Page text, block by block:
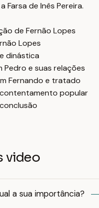
Farsa de Inês Pereira.
de Fernão Lopes
Lopes
dinástica
e suas relações
Fernando e tratado
popular
video
a sua importância?